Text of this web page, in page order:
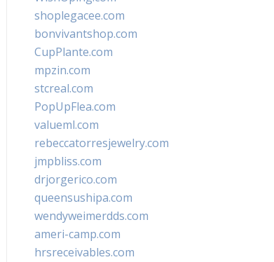
shoplegacee.com
bonvivantshop.com
CupPlante.com
mpzin.com
stcreal.com
PopUpFlea.com
valueml.com
rebeccatorresjewelry.com
jmpbliss.com
drjorgerico.com
queensushipa.com
wendyweimerdds.com
ameri-camp.com
hrsreceivables.com